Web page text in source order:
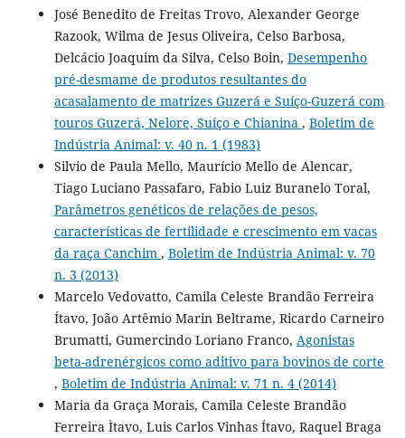
José Benedito de Freitas Trovo, Alexander George
Razook, Wilma de Jesus Oliveira, Celso Barbosa,
Delcácio Joaquim da Silva, Celso Boin, Desempenho
pré-desmame de produtos resultantes do
acasalamento de matrizes Guzerá e Suíço-Guzerá com
touros Guzerá, Nelore, Suíço e Chianina , Boletim de
Indústria Animal: v. 40 n. 1 (1983)
Silvio de Paula Mello, Maurício Mello de Alencar,
Tiago Luciano Passafaro, Fabio Luiz Buranelo Toral,
Parâmetros genéticos de relações de pesos,
características de fertilidade e crescimento em vacas
da raça Canchim , Boletim de Indústria Animal: v. 70
n. 3 (2013)
Marcelo Vedovatto, Camila Celeste Brandão Ferreira
Ítavo, João Artêmio Marin Beltrame, Ricardo Carneiro
Brumatti, Gumercindo Loriano Franco, Agonistas
beta-adrenérgicos como aditivo para bovinos de corte
, Boletim de Indústria Animal: v. 71 n. 4 (2014)
Maria da Graça Morais, Camila Celeste Brandão
Ferreira Ìtavo, Luis Carlos Vinhas Ítavo, Raquel Braga